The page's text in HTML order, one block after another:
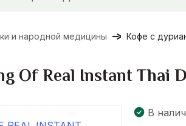
и народной медицины Кофе с
Of Real Instant Thai
В